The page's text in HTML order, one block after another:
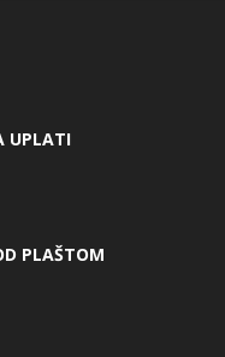
UPLATI
PLAŠTOM